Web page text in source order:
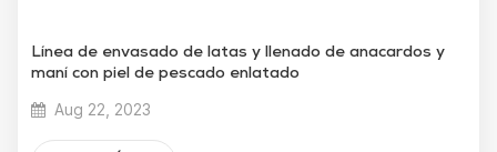
Línea de envasado de latas y llenado de anacardos y
maní con piel de pescado enlatado
Aug 22, 2023